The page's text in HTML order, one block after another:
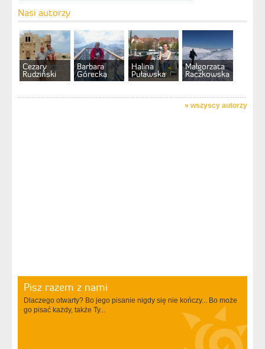
Nasi autorzy
Cezary
Rudziński
Barbara
Górecka
Halina
Puławska
Małgorzata
Raczkowska
» wszyscy autorzy
Pisz razem z nami
Dlaczego otwarty? Bo jego pisanie nigdy się nie kończy... Bo może
go pisać każdy, także Ty...